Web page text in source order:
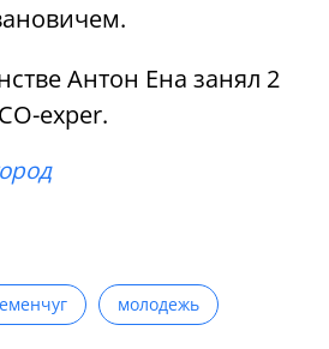
Антон Ена занял 2
exper.
молодежь